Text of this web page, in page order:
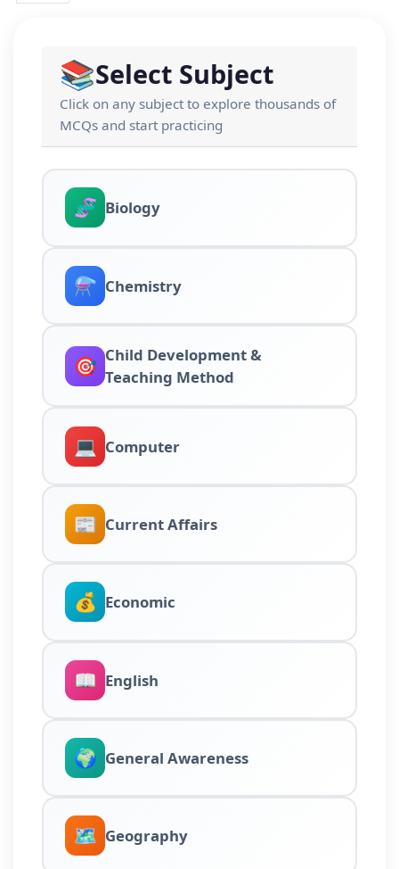
📚Select Subject
Click on any subject to explore thousands of
MCQs and start practicing
🧬 Biology
⚗️ Chemistry
🎯 Child Development &
Teaching Method
💻 Computer
📰 Current Affairs
💰 Economic
📖 English
🌍 General Awareness
🗺️ Geography